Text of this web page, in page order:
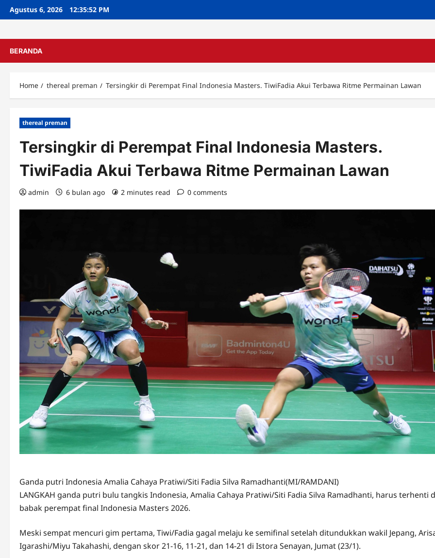
SkipAgustus 6, 2026 12:35:53 PM
BERANDA
Home thereal preman Tersingkir di Perempat Final Indonesia Masters. TiwiFadia Akui Terbawa Ritme Permainan Lawan
thereal preman
Tersingkir di Perempat Final Indonesia Masters.
TiwiFadia Akui Terbawa Ritme Permainan Lawan
admin 6 bulan ago 2 minutes read 0 comments
Ganda putri Indonesia Amalia Cahaya Pratiwi/Siti Fadia Silva Ramadhanti(MI/RAMDANI)
LANGKAH ganda putri bulu tangkis Indonesia, Amalia Cahaya Pratiwi/Siti Fadia Silva Ramadhanti, harus terhenti
babak perempat final Indonesia Masters 2026.
Meski sempat mencuri gim pertama, Tiwi/Fadia gagal melaju ke semifinal setelah ditundukkan wakil Jepang,
Igarashi/Miyu Takahashi, dengan skor 21-16, 11-21, dan 14-21 di Istora Senayan, Jumat (23/1).